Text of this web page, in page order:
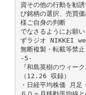
資その他の行動を勧
び銘柄の選択、売買
様ご自身の判断
でなさるようにお願
ずラジオ NIKKEI
無断複製・転載等禁止
-5-
『和島英樹のウィ
（12.26 収録）
・日経平均株価 月足
６０ヶ月移動平均線